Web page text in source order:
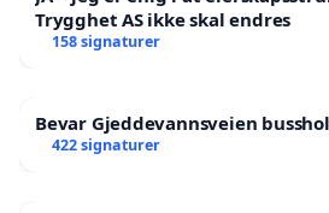
Trygghet AS ikke skal endres
158 signaturer
Bevar Gjeddevannsveien
422 signaturer